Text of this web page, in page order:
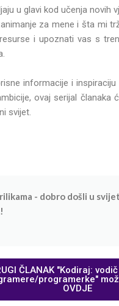
u glavi kod učenja novih
za mene i šta mi
i upoznati vas s
informacije i
ovaj serijal članaka
svijet.
- dobro došli u
ČLANAK "Kodiraj:
programerke"
OVDJE